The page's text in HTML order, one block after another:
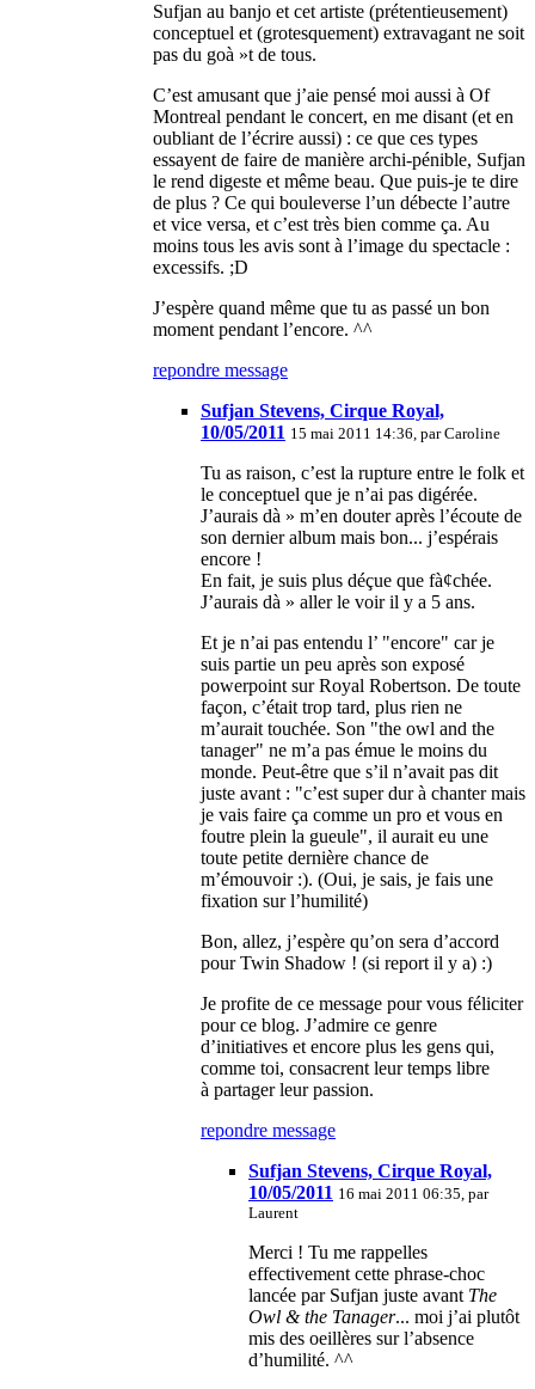
Sufjan au banjo et cet artiste (prétentieusement)
conceptuel et (grotesquement) extravagant ne soit
pas du goà »t de tous.
C’est amusant que j’aie pensé moi aussi à Of
Montreal pendant le concert, en me disant (et en
oubliant de l’écrire aussi) : ce que ces types
essayent de faire de manière archi-pénible, Sufjan
le rend digeste et même beau. Que puis-je te dire
de plus ? Ce qui bouleverse l’un débecte l’autre
et vice versa, et c’est très bien comme ça. Au
moins tous les avis sont à l’image du spectacle :
excessifs. ;D
J’espère quand même que tu as passé un bon
moment pendant l’encore. ^^
repondre message
Sufjan Stevens, Cirque Royal,
10/05/2011 15 mai 2011 14:36, parCaroline
Tu as raison, c’est la rupture entre le folk et
le conceptuel que je n’ai pas digérée.
J’aurais dà » m’en douter après l’écoute de
son dernier album mais bon... j’espérais
encore !
En fait, je suis plus déçue que fà¢chée.
J’aurais dà » aller le voir il y a 5 ans.
Et je n’ai pas entendu l’ "encore" car je
suis partie un peu après son exposé
powerpoint sur Royal Robertson. De toute
façon, c’était trop tard, plus rien ne
m’aurait touchée. Son "the owl and the
tanager" ne m’a pas émue le moins du
monde. Peut-être que s’il n’avait pas dit
juste avant : "c’est super dur à chanter mais
je vais faire ça comme un pro et vous en
foutre plein la gueule", il aurait eu une
toute petite dernière chance de
m’émouvoir :). (Oui, je sais, je fais une
fixation sur l’humilité)
Bon, allez, j’espère qu’on sera d’accord
pour Twin Shadow ! (si report il y a) :)
Je profite de ce message pour vous féliciter
pour ce blog. J’admire ce genre
d’initiatives et encore plus les gens qui,
comme toi, consacrent leur temps libre
à partager leur passion.
repondre message
Sufjan Stevens, Cirque Royal,
10/05/2011 16 mai 2011 06:35, par
Laurent
Merci ! Tu me rappelles
effectivement cette phrase-choc
lancée par Sufjan juste avant The
Owl & the Tanager... moi j’ai plutôt
mis des oeillères sur l’absence
d’humilité. ^^